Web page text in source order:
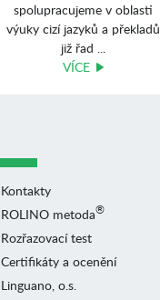
spolupracujeme v oblasti
výuky cizí jazyků a překladů
již řad ...
VÍCE
Kontakty
ROLINO metoda®
Rozřazovací test
Certifikáty a ocenění
Linguano, o.s.